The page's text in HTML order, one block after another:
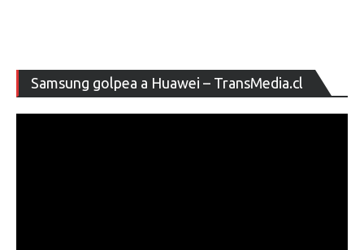
Samsung golpea a Huawei – TransMedia.cl
de